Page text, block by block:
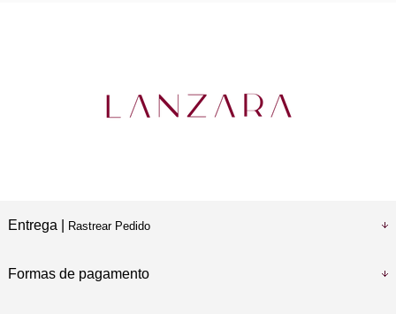
Entrega | Rastrear Pedido
Formas de pagamento